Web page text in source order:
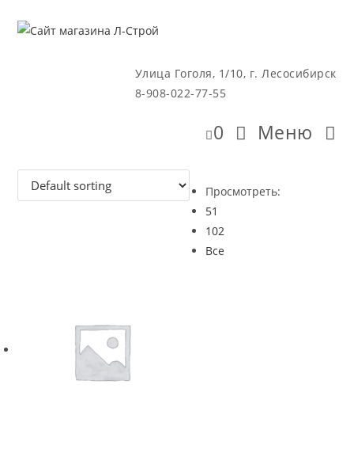
Улица Гоголя, 1/10, г. Лесосибирск
8-908-022-77-55
0 Меню
Просмотреть:
51
102
Все